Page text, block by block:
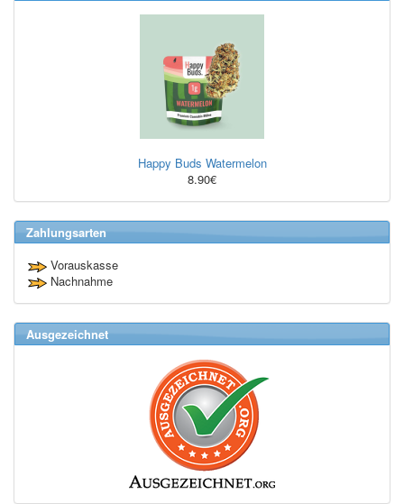
Happy Buds Watermelon
8.90€
Zahlungsarten
Vorauskasse
Nachnahme
Ausgezeichnet